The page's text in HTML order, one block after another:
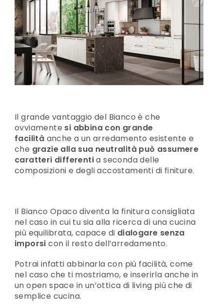
Il grande vantaggio del Bianco è che
ovviamente si abbina con grande
facilità anche a un arredamento esistente e
che grazie alla sua neutralità può assumere
caratteri differentia seconda delle
composizioni e degli accostamenti di finiture.
Il Bianco Opaco diventa la finitura consigliata
nel caso in cui tu sia alla ricerca di una cucina
più equilibrata, capace di dialogare senza
imporsi con il resto dell’arredamento.
Potrai infatti abbinarla con più facilità, come
nel caso che ti mostriamo, e inserirla anche in
un open space in un’ottica di living più che di
semplice cucina.